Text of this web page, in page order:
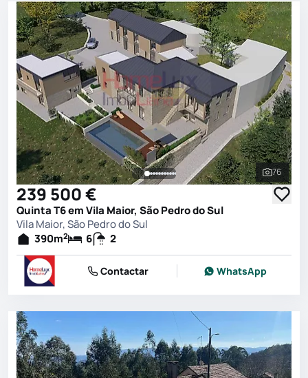
Ver
76
239 500 €
Quinta T6 em Vila Maior, São Pedro do Sul
Vila Maior, São Pedro do Sul
390m2 6 2
Contactar WhatsApp